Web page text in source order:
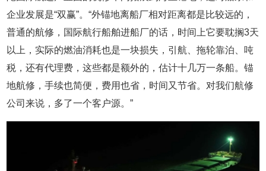
企业发展是“双赢”。“外锚地离船厂相对距离都是比较远的，
普通的航修，国际航行船舶进船厂的话，时间上它要耽搁3天
以上，实际的燃油消耗也是一块损失，引航、拖轮靠泊、吨
税，还有代理费，这些都是额外的，估计十几万一条船。锚
地航修，手续也简便，费用也省，时间又节省。对我们航修
公司来说，多了一个客户源。”